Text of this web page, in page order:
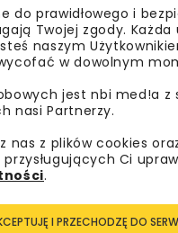
pociągów do tras.
do prawidłowego i
Twojej zgody. Każda
naszym
w dowolnym
jest nbi med!a z
nasi Partnerzy.
z plików cookies
Ci
.
I PRZECHODZĘ DO